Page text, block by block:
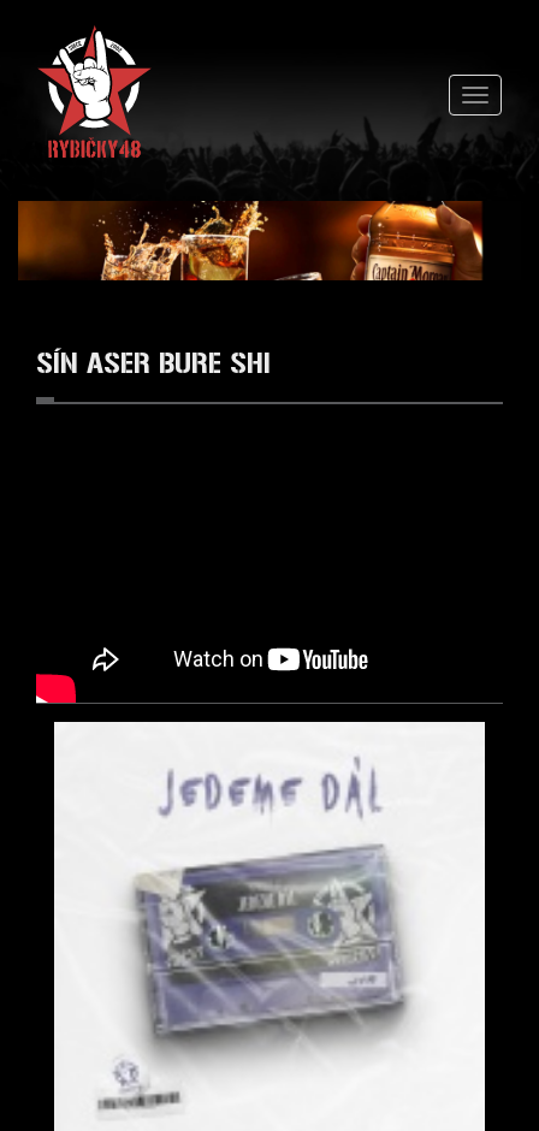
Přejít k hlavnímu obsahu
Toggle
SÍN ASER BURE SHI